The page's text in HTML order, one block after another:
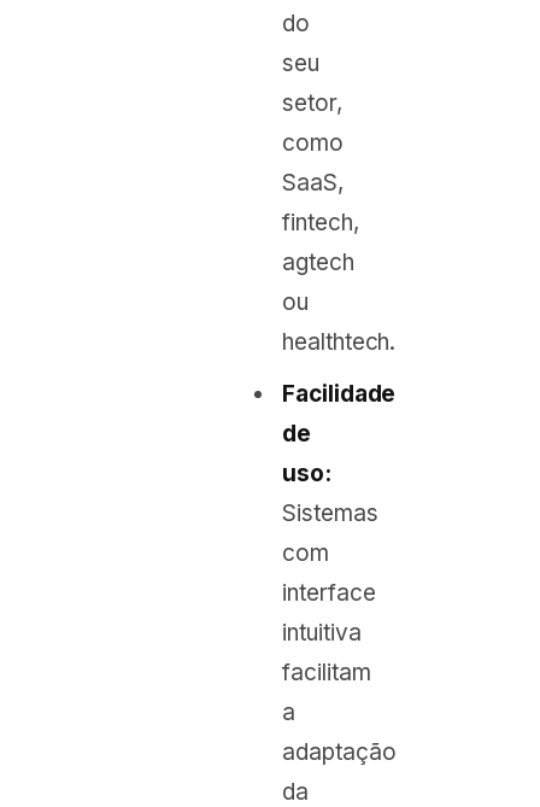
do
seu
setor,
como
SaaS,
fintech,
agtech
ou
healthtech.
Facilidade
de
uso:
Sistemas
com
interface
intuitiva
facilitam
a
adaptação
da